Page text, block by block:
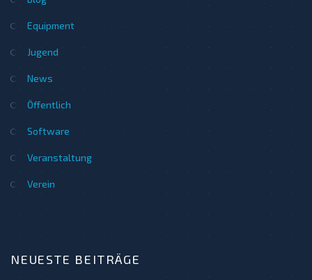
Equipment
Jugend
News
Öffentlich
Software
Veranstaltung
Verein
NEUESTE BEITRÄGE